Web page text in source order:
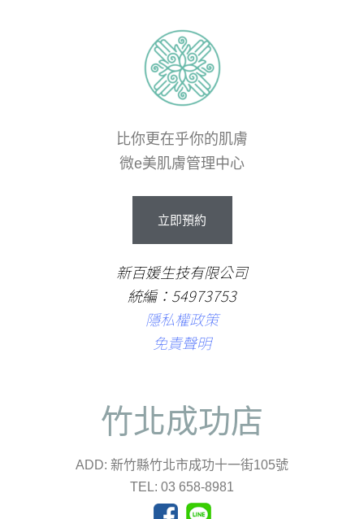
比你更在乎你的肌膚
微e美肌膚管理中心
立即預約
新百媛生技有限公司
統編：54973753
隱私權政策
免責聲明
竹北成功店
ADD: 新竹縣竹北市成功十一街105號
TEL: 03 658-8981